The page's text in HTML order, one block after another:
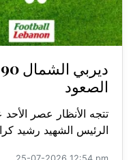
الصعود
تتجه الأنظار عصر
الرئيس الشهيد رشيد